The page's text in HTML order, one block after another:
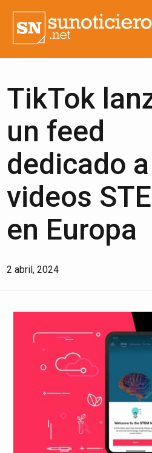
TikTok
un feed
dedicado a
videos
en Europa
2 abril, 2024